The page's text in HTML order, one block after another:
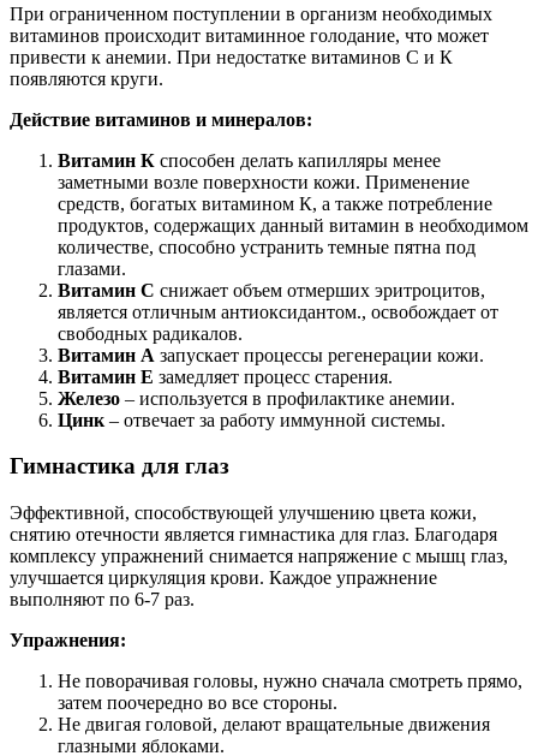
При ограниченном поступлении в организм необходимых
витаминов происходит витаминное голодание, что может
привести к анемии. При недостатке витаминов С и К
появляются круги.
Действие витаминов и минералов:
Витамин К способен делать капилляры менее
заметными возле поверхности кожи. Применение
средств, богатых витамином К, а также потребление
продуктов, содержащих данный витамин в необходимом
количестве, способно устранить темные пятна под
глазами.
Витамин С снижает объем отмерших эритроцитов,
является отличным антиоксидантом., освобождает от
свободных радикалов.
Витамин А запускает процессы регенерации кожи.
Витамин Е замедляет процесс старения.
Железо – используется в профилактике анемии.
Цинк – отвечает за работу иммунной системы.
Гимнастика для глаз
Эффективной, способствующей улучшению цвета кожи,
снятию отечности является гимнастика для глаз. Благодаря
комплексу упражнений снимается напряжение с мышц глаз,
улучшается циркуляция крови. Каждое упражнение
выполняют по 6-7 раз.
Упражнения:
Не поворачивая головы, нужно сначала смотреть прямо,
затем поочередно во все стороны.
Не двигая головой, делают вращательные движения
глазными яблоками.